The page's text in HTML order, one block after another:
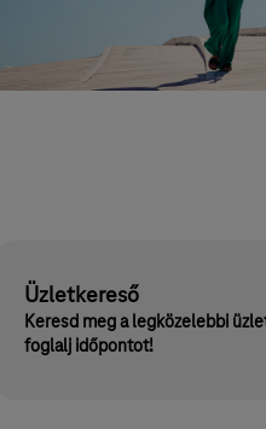
Üzletkereső
Keresd meg a legközelebbi
foglalj időpontot!